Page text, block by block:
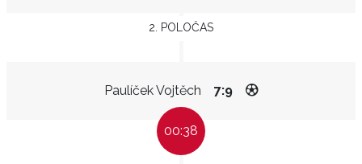
2. POLOČAS
Paulíček Vojtěch 7:9
00:38